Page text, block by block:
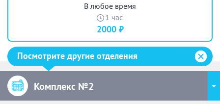
В любое время
1 час
2000 ₽
Посмотрите другие отделения
Комплекс №2